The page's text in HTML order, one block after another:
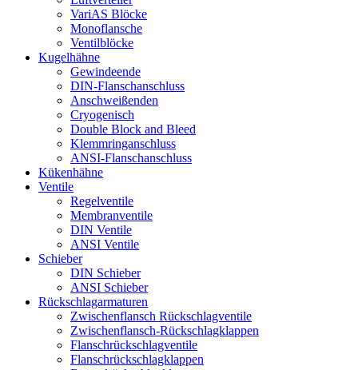
VariAS Blöcke
Monoflansche
Ventilblöcke
Kugelhähne
Gewindeende
DIN-Flanschanschluss
Anschweißenden
Cryogenisch
Double Block and Bleed
Klemmringanschluss
ANSI-Flanschanschluss
Kükenhähne
Ventile
Regelventile
Membranventile
DIN Ventile
ANSI Ventile
Schieber
DIN Schieber
ANSI Schieber
Rückschlag­armaturen
Zwischenflansch Rückschlagventile
Zwischenflansch-Rückschlagklappen
Flanschrückschlagventile
Flanschrückschlagklappen